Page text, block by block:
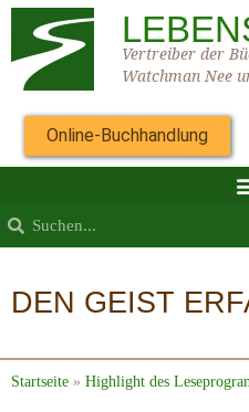
Vertreiber der
Watchman Nee
Online-Buchhandlung
DEN GEIST
Startseite » Highlight des